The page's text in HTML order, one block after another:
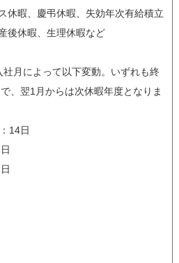
休暇、慶弔休暇、失効年次有給積立
後休暇、生理休暇など
社月によって以下変動。いずれも終
、翌1月からは次休暇年度となりま
14日